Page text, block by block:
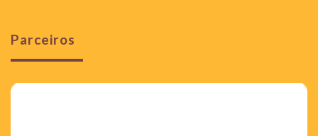
Parceiros